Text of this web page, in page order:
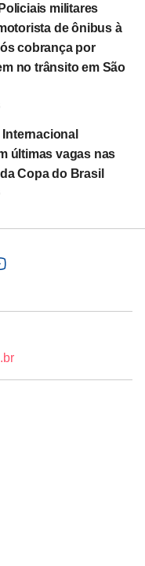
militares
de ônibus à
cobrança por
no trânsito em São
últimas vagas nas
Copa do Brasil